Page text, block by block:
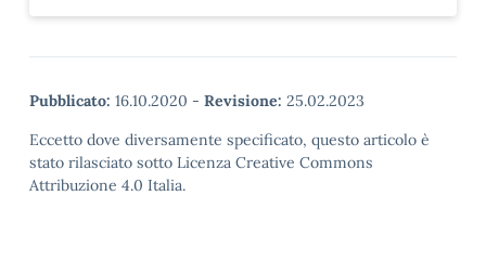
Pubblicato: 16.10.2020 - Revisione: 25.02.2023
Eccetto dove diversamente specificato, questo articolo è
stato rilasciato sotto Licenza Creative Commons
Attribuzione 4.0 Italia.